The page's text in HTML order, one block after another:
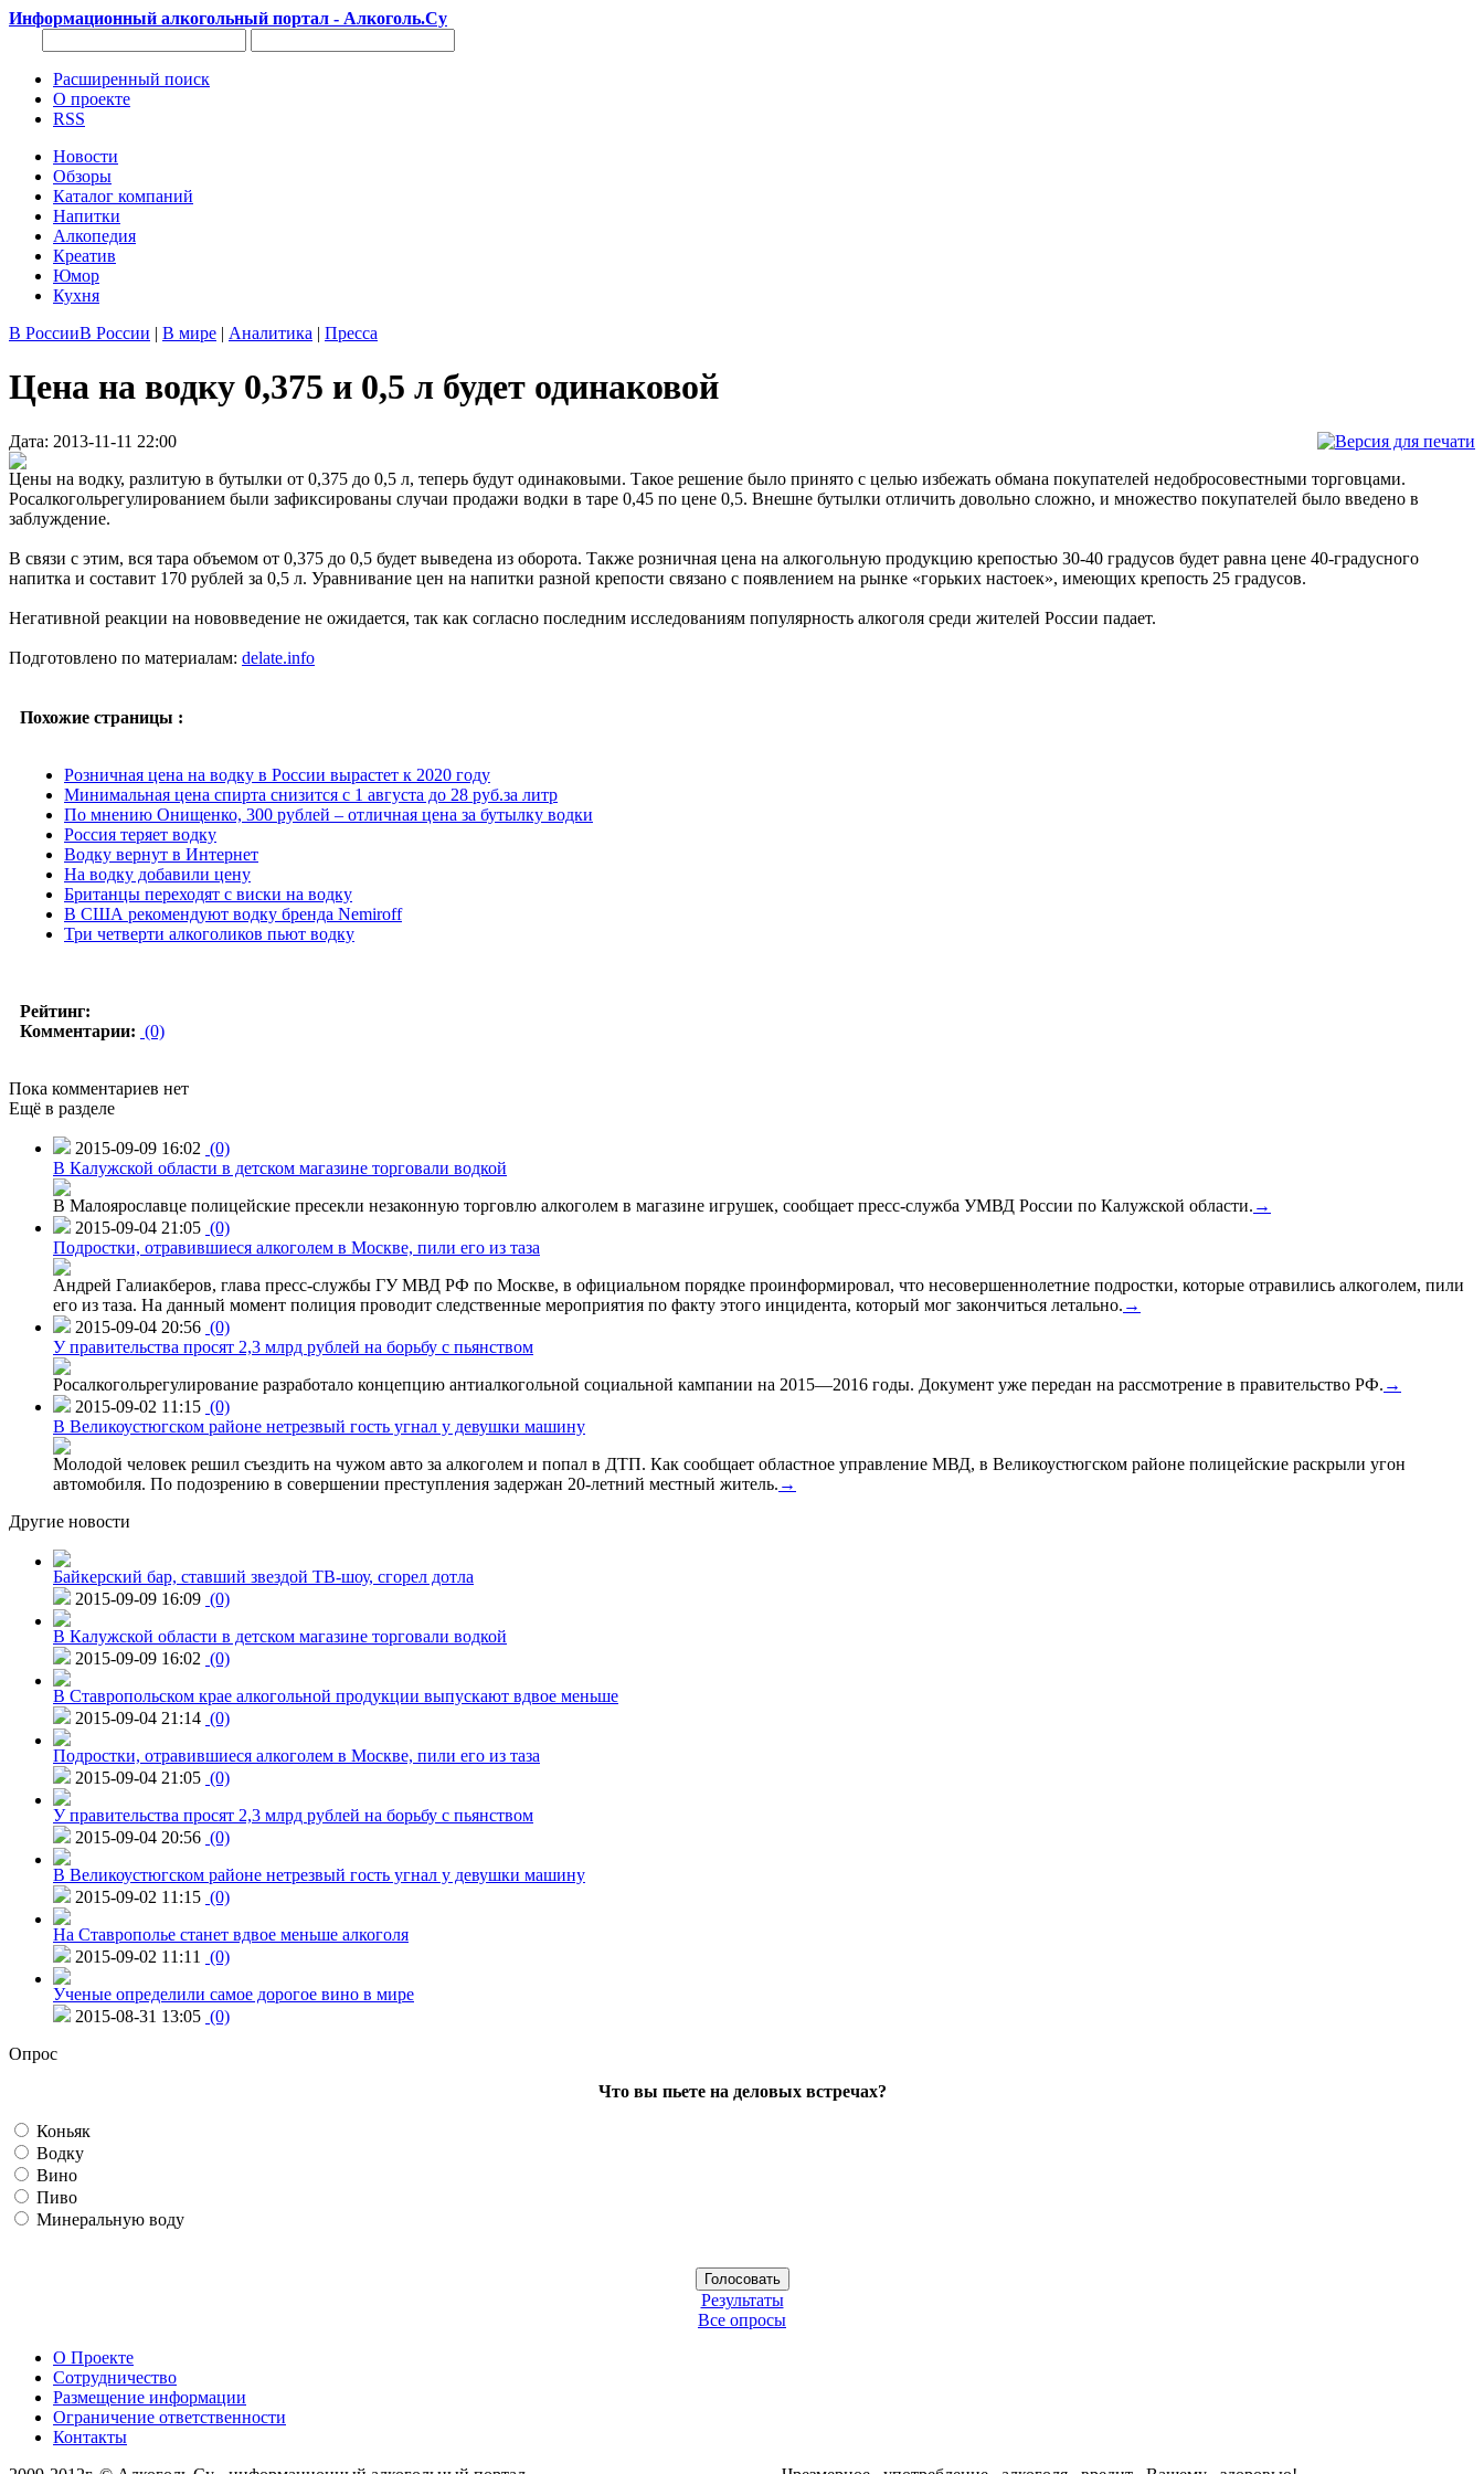
Информационный алкогольный портал - Алкоголь.Су
Расширенный поиск
О проекте
RSS
Новости
Обзоры
Каталог компаний
Напитки
Алкопедия
Креатив
Юмор
Кухня
В РоссииВ России | В мире | Аналитика | Пресса
Цена на водку 0,375 и 0,5 л будет одинаковой
Дата: 2013-11-11 22:00
Цены на водку, разлитую в бутылки от 0,375 до 0,5 л, теперь будут одинаковыми. Такое решение было принято с целью избежать обмана покупателей недобросовестными торговцами.
Росалкогольрегулированием были зафиксированы случаи продажи водки в таре 0,45 по цене 0,5. Внешне бутылки отличить довольно сложно, и множество покупателей было введено в
заблуждение.
В связи с этим, вся тара объемом от 0,375 до 0,5 будет выведена из оборота. Также розничная цена на алкогольную продукцию крепостью 30-40 градусов будет равна цене 40-градусного
напитка и составит 170 рублей за 0,5 л. Уравнивание цен на напитки разной крепости связано с появлением на рынке «горьких настоек», имеющих крепость 25 градусов.
Негативной реакции на нововведение не ожидается, так как согласно последним исследованиям популярность алкоголя среди жителей России падает.
Подготовлено по материалам: delate.info
Похожие страницы :
Розничная цена на водку в России вырастет к 2020 году
Минимальная цена спирта снизится с 1 августа до 28 руб.за литр
По мнению Онищенко, 300 рублей – отличная цена за бутылку водки
Россия теряет водку
Водку вернут в Интернет
На водку добавили цену
Британцы переходят с виски на водку
В США рекомендуют водку бренда Nemiroff
Три четверти алкоголиков пьют водку
Рейтинг:
Комментарии: (0)
Пока комментариев нет
Ещё в разделе
2015-09-09 16:02 (0)
В Калужской области в детском магазине торговали водкой
В Малоярославце полицейские пресекли незаконную торговлю алкоголем в магазине игрушек, сообщает пресс-служба УМВД России по Калужской области. →
2015-09-04 21:05 (0)
Подростки, отравившиеся алкоголем в Москве, пили его из таза
Андрей Галиакберов, глава пресс-службы ГУ МВД РФ по Москве, в официальном порядке проинформировал, что несовершеннолетние подростки, которые отравились алкоголем, пили
его из таза. На данный момент полиция проводит следственные мероприятия по факту этого инцидента, который мог закончиться летально. →
2015-09-04 20:56 (0)
У правительства просят 2,3 млрд рублей на борьбу с пьянством
Росалкогольрегулирование разработало концепцию антиалкогольной социальной кампании на 2015—2016 годы. Документ уже передан на рассмотрение в правительство РФ. →
2015-09-02 11:15 (0)
В Великоустюгском районе нетрезвый гость угнал у девушки машину
Молодой человек решил съездить на чужом авто за алкоголем и попал в ДТП. Как сообщает областное управление МВД, в Великоустюгском районе полицейские раскрыли угон
автомобиля. По подозрению в совершении преступления задержан 20-летний местный житель. →
Другие новости
Байкерский бар, ставший звездой ТВ-шоу, сгорел дотла
2015-09-09 16:09 (0)
В Калужской области в детском магазине торговали водкой
2015-09-09 16:02 (0)
В Ставропольском крае алкогольной продукции выпускают вдвое меньше
2015-09-04 21:14 (0)
Подростки, отравившиеся алкоголем в Москве, пили его из таза
2015-09-04 21:05 (0)
У правительства просят 2,3 млрд рублей на борьбу с пьянством
2015-09-04 20:56 (0)
В Великоустюгском районе нетрезвый гость угнал у девушки машину
2015-09-02 11:15 (0)
На Ставрополье станет вдвое меньше алкоголя
2015-09-02 11:11
(0)
Ученые определили самое дорогое вино в мире
2015-08-31 13:05 (0)
Опрос
Что вы пьете на деловых встречах?
Коньяк
Водку
Вино
Пиво
Минеральную воду
Результаты
Все опросы
О Проекте
Сотрудничество
Размещение информации
Ограничение ответственности
Контакты